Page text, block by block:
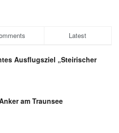
Latest
Ausflugsziel „Steirischer
am Traunsee